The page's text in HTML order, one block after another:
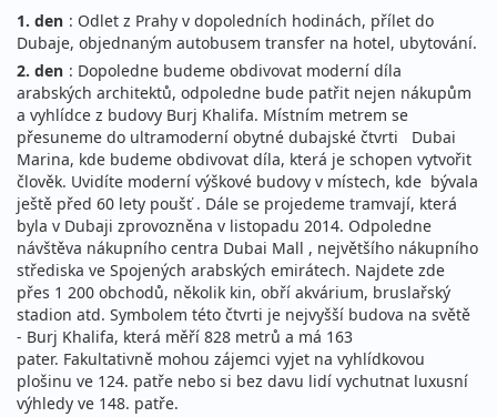
1. den : Odlet z Prahy v dopoledních hodinách, přílet do
Dubaje, objednaným autobusem transfer na hotel, ubytování.
2. den : Dopoledne budeme obdivovat moderní díla
arabských architektů, odpoledne bude patřit nejen nákupům
a vyhlídce z budovy Burj Khalifa. Místním metrem se
přesuneme do ultramoderní obytné dubajské čtvrti Dubai
Marina, kde budeme obdivovat díla, která je schopen vytvořit
člověk. Uvidíte moderní výškové budovy v místech, kde bývala
ještě před 60 lety poušť . Dále se projedeme tramvají, která
byla v Dubaji zprovozněna v listopadu 2014. Odpoledne
návštěva nákupního centra Dubai Mall , největšího nákupního
střediska ve Spojených arabských emirátech. Najdete zde
přes 1 200 obchodů, několik kin, obří akvárium, bruslařský
stadion atd. Symbolem této čtvrti je nejvyšší budova na světě
- Burj Khalifa, která měří 828 metrů a má 163
pater. Fakultativně mohou zájemci vyjet na vyhlídkovou
plošinu ve 124. patře nebo si bez davu lidí vychutnat luxusní
výhledy ve 148. patře.